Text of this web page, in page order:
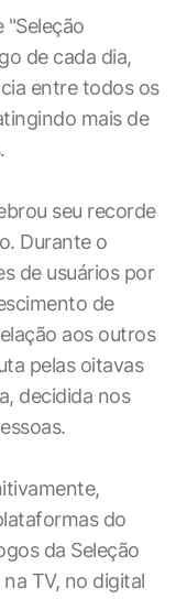
"Seleção
de cada dia,
entre todos os
mais de
seu recorde
Durante o
de usuários por
de
aos outros
pelas oitavas
decidida nos
do
da Seleção
TV, no digital